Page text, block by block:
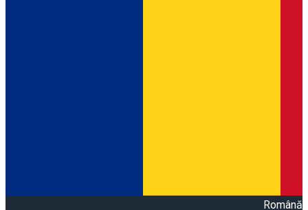
Română